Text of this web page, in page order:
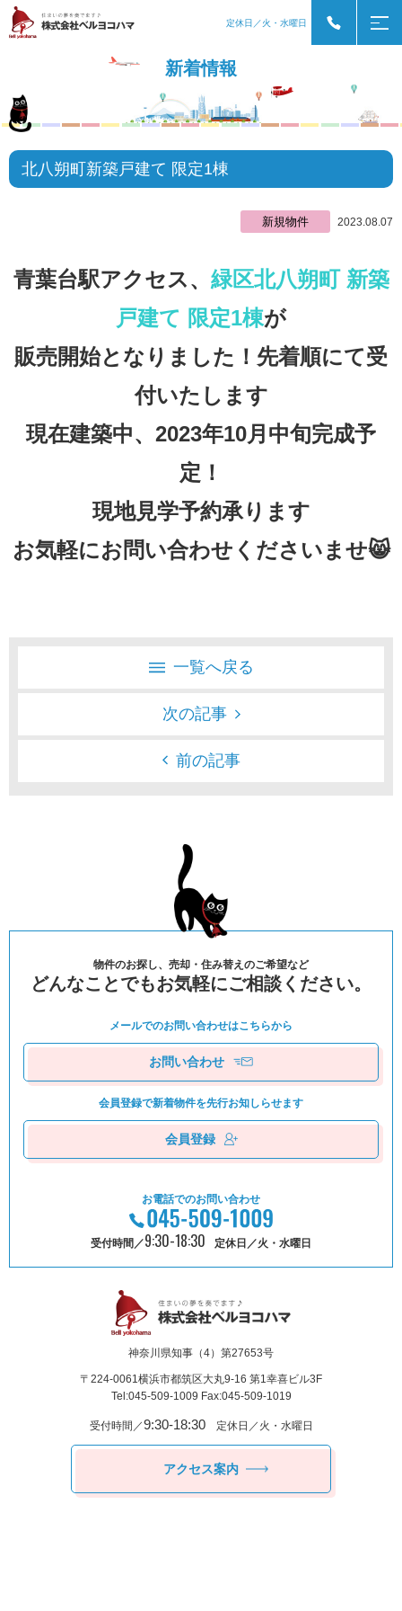
定休日／火・水曜日
新着情報
北八朔町新築戸建て 限定1棟
新規物件 2023.08.07
青葉台駅アクセス、 緑区北八朔町 新築
戸建て 限定1棟が
販売開始となりました！先着順にて受
付いたします
現在建築中、2023年10月中旬完成予
定！
現地見学予約承ります
お気軽にお問い合わせくださいませ😸
一覧へ戻る
次の記事
前の記事
物件のお探し、売却・住み替えのご希望など
どんなことでもお気軽にご相談ください。
メールでのお問い合わせはこちらから
お問い合わせ
会員登録で新着物件を先⾏お知しらせます
会員登録
お電話でのお問い合わせ
受付時間／9:30-18:30 定休日／火・水曜日
神奈川県知事（4）第27653号
〒224-0061横浜市都筑区⼤丸9-16 第1幸喜ビル3F
Tel:045-509-1009 Fax:045-509-1019
受付時間／9:30-18:30定休日／火・水曜日
アクセス案内